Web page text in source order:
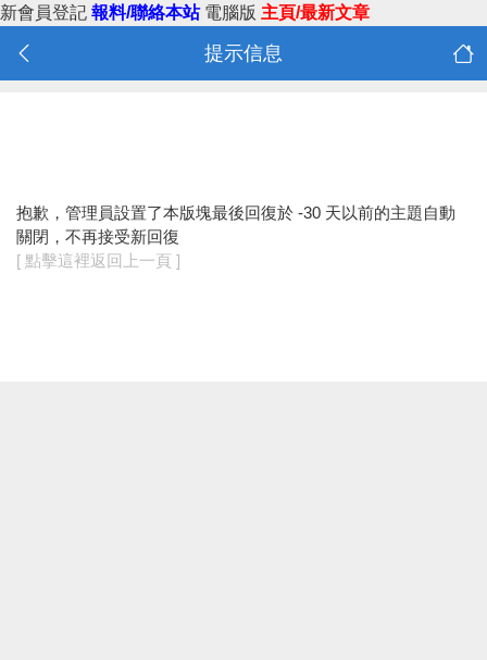
新會員登記 報料/聯絡本站 電腦版 主頁/最新文章
提示信息
抱歉，管理員設置了本版塊最後回復於 -30 天以前的主題自動
關閉，不再接受新回復
[ 點擊這裡返回上一頁 ]